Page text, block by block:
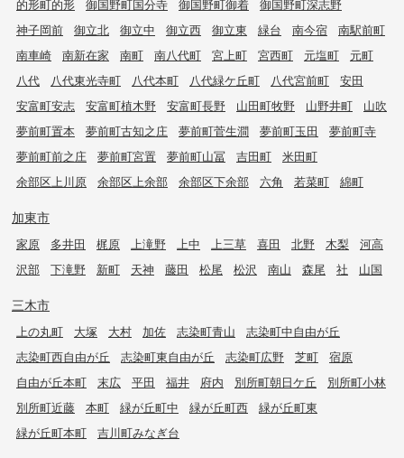
的形町的形
御国野町国分寺 御国野町御着
御国野町深志野
神子岡前
御立北 御立中 御立西 御立東 緑台 南今宿
南駅前町
南車崎
南新在家 南町 南八代町 宮上町 宮西町 元塩町
元町
八代
八代東光寺町 八代本町 八代緑ケ丘町 八代宮前町
安田
安富町安志
安富町植木野 安富町長野 山田町牧野 山野井町
山吹
夢前町置本
夢前町古知之庄 夢前町菅生澗 夢前町玉田
夢前町寺
夢前町前之庄
夢前町宮置 夢前町山冨 吉田町
米田町
余部区上川原
余部区上余部 余部区下余部 六角 若菜町 綿町
加東市
家原 多井田 梶原 上滝野 上中 上三草 喜田 北野 木梨
河高
沢部
下滝野 新町 天神 藤田 松尾 松沢 南山 森尾 社 山国
三木市
上の丸町 大塚 大村 加佐 志染町青山
志染町中自由が丘
志染町西自由が丘
志染町東自由が丘 志染町広野 芝町
宿原
自由が丘本町
末広 平田 福井 府内 別所町朝日ケ丘
別所町小林
別所町近藤
本町 緑が丘町中 緑が丘町西
緑が丘町東
緑が丘町本町
吉川町みなぎ台